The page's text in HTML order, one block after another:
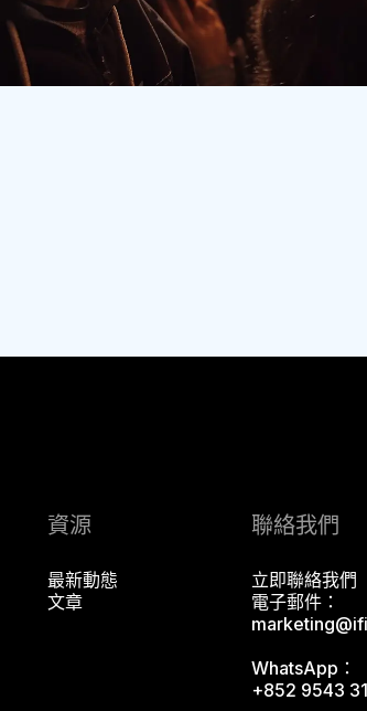
資源
最新動態
文章
聯絡我們
立即聯絡我們
電子郵件：
WhatsApp：
+852 9543